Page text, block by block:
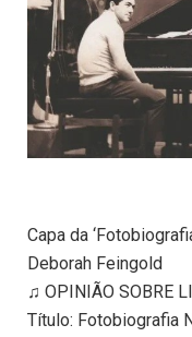
Capa da
Deborah Feingold
♫ OPINIÃO SOBRE
Título: Fotobiografia